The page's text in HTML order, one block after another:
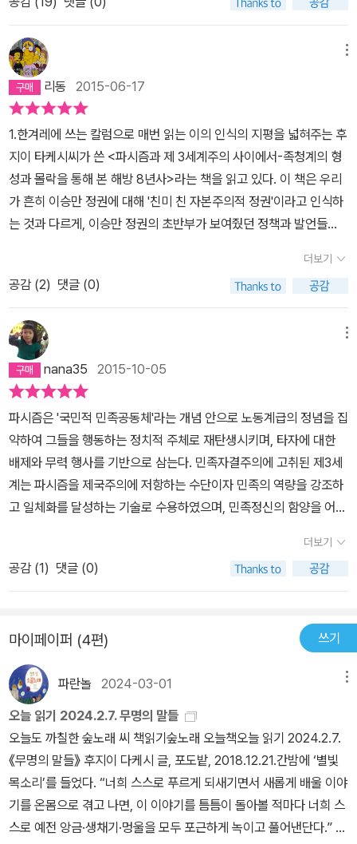
은 <이승만의 정치이데올로기>에서 “일민주의 주창자들의 반자본주
의, 반제국주의, 반미에는 파시즘적 측면”이 있었음을 지적한 바 있
다. 실상 2차대전 이후 독립한 주변부 국가들에서 저항민족주의가 파
시즘과 결합한 것은 대한민국만의 특수한 사정이 아니었다. 그 단초
는 우선 1930년대 중국에서 찾아볼 수 있다. 만주사변 발발로 인해
고조된 위기의식이 파시즘으로 수용되기 시작했던 것이다. 1930년
대부터 장제스는 파시즘을 본격적으로 수용하기 시작했다. 그 특징은
‘반제민족주의’로서 레닌주의와 파시즘의 통치방식을 혼합시킨 것이
었다. 항일전쟁이 끝나자 바로 이어서 발발한 국공내전을 통해 장제
스가 구축한 파시즘 체제는 곧바로 몰락했다. 하지만 주변부에서 파
범석을 통해 일민주의와 자유당 이념 및 조직구성, 훈련체계에까지
대 말에 장제스가 개설한 중앙훈련단에서 훈련을 받으면서 ‘민족주
의, 군사화, 지도자 숭배’로 요약할 수 있는 장제스식 파시즘 사상을
체화했다. 이는 ‘국가지상 민족지상’이라는 구호로 집약될 수 있는 것
사진에서 보이듯이, 수원 족청 중앙훈련소 정면에 세워진 구호탑에는
‘민족지상 국가지상’이라는 족청의 대표적 구호가 선명하게 새겨져
있다. 철저한 실●증으로 해방8년사의 베일을 벗긴다 학계최초, 실증
을 통해 재구성한 초기 이승만정권과 자유당의 정치지형 저자 후지이
다케시는 회고록 등에 의존해온 기존 연구의 한계를 벗어나 모든 사
건의 정확한 시기를 특정하고 지방에서 일어난 일들까지 세밀하게 조
명하기 위해 당대의 신문자료를 최대한 적극적으로 활용하여 시계열
기고 성명서들까지 단순히 텍스트로 접근하지 않고 그것이 서술된 구
체적 역사의 맥락 속에서 변화양상을 추적했다. 이런 과정을 통해 지
금까지 제대로 규명되지 않았던 해방8년의 정치지형을 입체적으로
조명하는 데 성공했다. 특히 족청의 중앙단부뿐 아니라 지방조직까
지, 원내·원외자유당 구성원의 출신과 계파, 정치적 경향까지 추적하
여 밝힘으로써 당대 정치세력의 갈등구조와 헤게모니 양상을 실증해
낸 것은 커다란 성과라고 할 만하다. 파편화된 수많은 사료들을 엄밀
한 상호대조와 확인을 통해 재구성해낸 저자의 노력은 이후 해당 시
기 역사연구의 소중한 밑거름이 될 것이다.
하다. “대한민국이라는 국가의 성격을 어떻게 보아야 할까.” 후지이
다케시는 서론에서 이렇게 묻는다. 어떤 이들은 대한민국은 “자유민
주주의와 자유시장경제를 바탕으로 하여 건국되었다”라고 생각할 수
있지만, 후지이 다케시가 조선민족청년단(이하 족청)을 통하여 재구
성한 한국의 ‘해방 8년’의 정치 공간은 그들 생각처럼 자유민주주의
와 자유시장경제로 “매끄럽게” 설명될 수 있는 것이 아니었다. 그가
이 책에서 족청계를 분석하는 이유는 그들이 가진 사상적 특징 때문
이다. 1945년 등장하여 1953년에 정치 중심부에서 밀려난 족청계
는 “여러 가지 의미에서 파시즘과 제3세계주의 사이에 위치한 존
재”였으며, 거시적으로 봤을 때 “자본주의 체제의 위기가 가시화되는
가운데 민족주의와 사회주의가 다양한 편차를 내포하면서 결합되는
시즘이 뒤섞인 족청계의 이데올로기를 형성하는 데 있어 가장 핵심적
과 관계를 가지면서 형성된 민족주의였다”는 점이다. 이범석은 ‘중국
국민당 중앙집행위원회 훈련위원회 훈련단’에서 훈련을 받으며, 장제
스의 파시즘에 영향을 짙게 받았다. 이범석은 해방 이후 조직한 족청
의 구체적인 운영 방식에도 장제스의 방식과 훈련단의 모델을 많이
참조했다. 안호상은 독일 유학 시절 히틀러와 나치즘에 깊은 인상을
받고, 칸트와 헤겔을 연구하며 “실천에 대한 이론의 우위를 주장하
는” 파시즘과 장제스식 역(力)행철학과도 친화적인 사상을 발전시켰
다. 양우정은 1931년에 전향한 사회주의자인데, 그 전향 논리가 흥미
롭다. 양우정은 유물론과 유물사관에 의문을 품고는 민족주의와 “일
청의 설립을 주도한 인물은 이범석이다. 따라서 족청의 이념은 이범
석이 영향을 받은 장제스식 파시즘과 유사할 수밖에 없었다. 족청의
이념은 파시즘과 상당한 친연 관계를 가지고 있었다. 이범석은 “제2
완전히 부정하고, 오히려 패배한 독일·이탈리아·일본 측이 가졌던 전
쟁 인식을 간직하고 있음을 알 수 있다.” 그러나 동시에 이범석은 분
명한 제3세계주의적 경향을 띤 민족주의자였으며, 반제국주의적 성
격 역시 존재했다. 그리고 “안호상 등을 통해 족청에 접목된 나치즘의
영향”으로 족청은 반공주의면서도 반자본주의라는 입장을 견지할 수
있었다. 이후 족청계가 정계에서 완전히 배제된 뒤, 어떤 이는 족청계
의 “파시즘적 행태”를, 다른 이는 “‘공산당적’ 수법”을 비판했다는 데
에서도 알 수 있듯이, 족청계는 ‘좌익/우익’ ‘반공/자본주의’라는 이분
법 구도로는 다 담아낼 수 없을 정도로 다양한 층위와 성격을 지녔다.
그리고 이러한 족청과 족청의 이념이 구체화된 것이 일민주의이다.
리동 2015-06-17
1.한겨레에 쓰는 칼럼으로 매번 읽는 이의 인식의 지평을 넓혀주는 후
지이 타케시씨가 쓴 <파시즘과 제 3세계주의 사이에서-족청계의 형
성과 몰락을 통해 본 해방 8년사>라는 책을 읽고 있다. 이 책은 우리
가 흔히 이승만 정권에 대해 '친미 친 자본주의적 정권'이라고 인식하
는 것과 다르게, 이승만 정권의 초반부가 보여줬던 정책과 발언들
지는 않았'다는 점을 지적한다. 그리고 이 근저에 이승만과 함께 권력
블록을 형성했던 이범석과 안호상이 주축이 된 '조선민족청년단-족청
계'가 있었다는 점에 주목한다. 그리고 족청계가 띄었던 정치적 색채
에 식민지 경험으로부터 비롯한 민족주의 뿐 아니라 당대의 독일 파
시즘과 장제스의 군국주의까지 큰 영향을 끼쳤기에 족청계가 지향하
는 바가 민족/반제/반자본주의적 경향을 보였다는 점을 분석해나간
다.2. 책을 중반부 정도까지 읽었을 뿐인데 독립운동과 한국의 건국
에 대해 참 많은 생각이 든다. 문득 떠오르는 글은 이전에 계원예대 서
동진 교수가 썼던 다음과 같은 글이다 (http://www.homopop.or
g/log/index.php?ct1=7&ct2=7)-'그리고 불행한 일이지만 그 때
나 지금이나 한국 사회의 진보적인 지식인들이 철석같이 공유하는 이
데올로기는 탈이데올로기적 회의이다. 최인훈의 광장에서 조정래의
태백산맥까지 한국의 모든 이데올로기 비판 문학(나는 그것을 진보적
인 문학이라거나 민중문학이라거나 심지어 지식인문학이라거나 하는
을 강요받은 어느 개인의 무력한 자유를 제시한다. 그것은 남인가 북
인가라는 두 가지의 선택지 밖에 주어지지 않았던 개인에게 제3의 길
이라는 진정한 환상, 이데올로기 외부의 공간을 향한 꿈이기도 하
다. 그리고 이런 탈이데올로기적인 몸짓의 이데올로기는 비단 문학의
공간에서만 찾아볼 수 있는 것은 아니다. 그것은 이른바 노무현 정권
이후 본격화된 과거사 청산과 민주화운동 기념사업에서 절정을 이루
고 있다. 나는 이러한 사태가, 어느 진보적 사회학자의 말처럼, 기본적
인 부르주아 민주주의 제도를 갖추고 형식적인 민주주의의 틀을 완성
하는 “정상화”의 과정이었다고 보는데, 전연 수긍하기 어렵다. 그것
은 거칠게 말해 민주주의와 압제라는 틀로 그간의 한국사회운동을 소
더보기
공감 (2) 댓글 (0)
nana35 2015-10-05
파시즘은 '국민적 민족공동체'라는 개념 안으로 노동계급의 정념을 집
약하여 그들을 행동하는 정치적 주체로 재탄생시키며, 타자에 대한
배제와 무력 행사를 기반으로 삼는다. 민족자결주의에 고취된 제3세
계는 파시즘을 제국주의에 저항하는 수단이자 민족의 역량을 강조하
고 일체화를 달성하는 기술로 수용하였으며, 민족정신의 함양을 어떠
시즘을 자주적 민족주의의 방편으로 적극 받아들였는데, 대표적인 인
물이 조선민족청년단(족청)을 결성한 이범석과 거기에 사상적 기반
을 제공한 안호상이다. 이들이 궁극적으로 지향하는 국가는 자본주의
양하고 민족 고유의 정신 아래에서 민족의 역량을 결집한 공동체였
다.이들은 민족을 피로 맺어진 자연적 산물이자 역사적 고난을 공유
한 공동체로 규정하면서, 좌우를 모두 포섭하고자 노력했고, '지행합
일' 사상을 강조하여 실천의 근간이 되는 육체를 통제하고 생활 전반
에 대한 군사적 규율 강화에 중점을 두었다. 그러나 제3의 길로 포장
된 파시즘이 냉전을 주도하는 현실 권력의 견제와 감시 아래에서 피
어나리라는 것은 헛된 망상에 불과했다.이들이 '민족의 통일과, 국민
균등의 복리, 세계 평화에 기여'라는 원대한 구상으로 제시한 '일민주
의'는 민족의 허약한 역량과 냉전 체제에 대한 객관적 인식을 결여한,
더보기
공감 (1) 댓글 (0)
마이페이퍼 (4편) 쓰기
파란놀 2024-03-01
오늘 읽기 2024.2.7. 무명의 말들
오늘도 까칠한 숲노래 씨 책읽기숲노래 오늘책오늘 읽기 2024.2.7.
《무명의 말들》 후지이 다케시 글, 포도밭, 2018.12.21.간밤에 ‘별빛
목소리’를 들었다. “너희 스스로 푸르게 되새기면서 새롭게 배울 이야
기를 온몸으로 겪고 나면, 이 이야기를 틈틈이 돌아볼 적마다 너희 스
스로 예전 앙금·생채기·멍울을 모두 포근하게 녹이고 풀어낸단다.” 자